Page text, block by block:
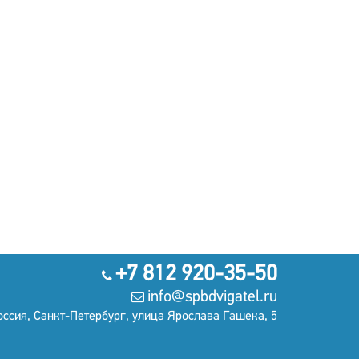
+7 812 920-35-50
info@spbdvigatel.ru
Санкт-Петербург, улица Ярослава Гашека, 5